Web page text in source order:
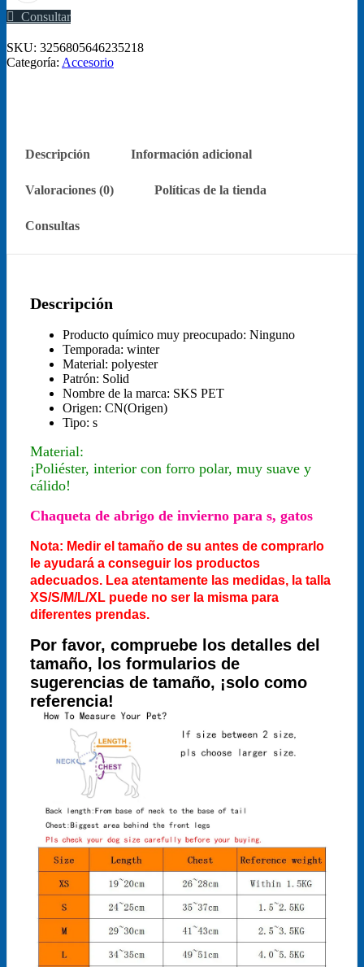
para
mascotas,
4
colores
cantidad
Consultar
SKU: 3256805646235218
Categoría: Accesorio
Descripción Información adicional
Valoraciones (0) Políticas de la tienda
Consultas
Descripción
Producto químico muy preocupado: Ninguno
Temporada: winter
Material: polyester
Patrón: Solid
Nombre de la marca: SKS PET
Origen: CN(Origen)
Tipo: s
Material:
¡Poliéster, interior con forro polar, muy suave y
cálido!
Chaqueta de abrigo de invierno para s, gatos
Nota: Medir el tamaño de su antes de comprarlo
le ayudará a conseguir los productos
adecuados. Lea atentamente las medidas, la talla
XS/S/M/L/XL puede no ser la misma para
diferentes prendas.
Por favor, compruebe los detalles del
tamaño, los formularios de
sugerencias de tamaño, ¡solo como
referencia!